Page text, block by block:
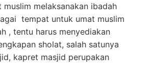
melaksanakan ibadah
tempat untuk umat muslim
, tentu harus menyediakan
sholat, salah satunya
kapret masjid perupakan